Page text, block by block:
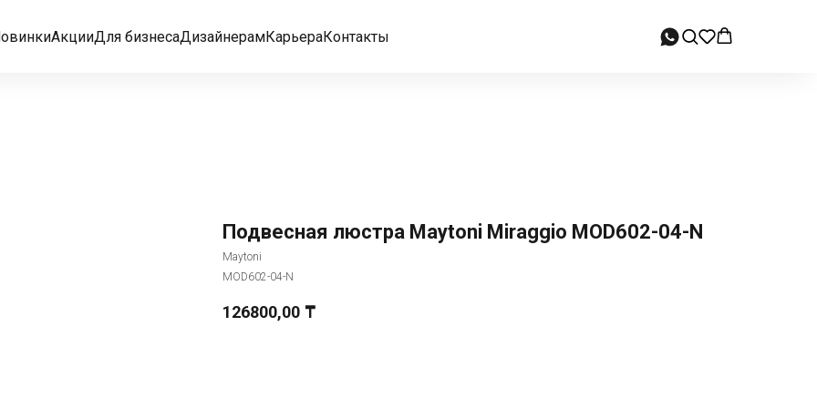
АкцииДля бизнесаДизайнерамКарьераКонтакты
Подвесная люстра Maytoni Miraggio MOD602-04-N
Maytoni
MOD602-04-N
126800,00 ₸